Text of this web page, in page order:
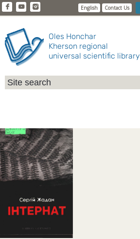
English Contact Us
Oles Honchar
Kherson regional
universal scientific library